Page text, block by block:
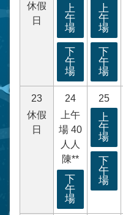
休假
日
上
午
場
下
午
場
上
午
場
下
午
場
23
休假
日
24
上午
場 40
人人
陳**
下
午
場
25
上
午
場
下
午
場